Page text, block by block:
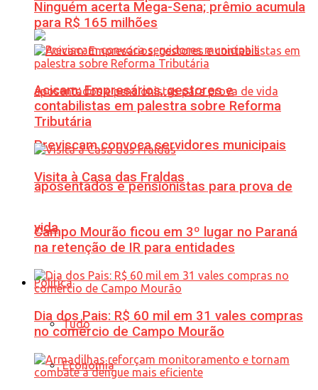
Previscam convoca servidores municipais
aposentados e pensionistas para prova de
vida
Política
Tudo
Economia
Ninguém acerta Mega-Sena; prêmio acumula
para R$ 165 milhões
Acicam: Empresários, gestores e
contabilistas em palestra sobre Reforma
Tributária
Visita à Casa das Fraldas
Campo Mourão ficou em 3º lugar no Paraná
na retenção de IR para entidades
Dia dos Pais: R$ 60 mil em 31 vales compras
no comércio de Campo Mourão